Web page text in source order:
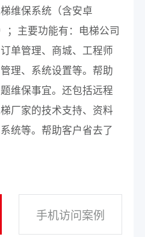
维保系统（含安卓
；主要功能有：电梯公司
单管理、商城、工程师
理、系统设置等。帮助
维保事宜。还包括远程
厂家的技术支持、资料
统等。帮助客户省去了
手机访问案例